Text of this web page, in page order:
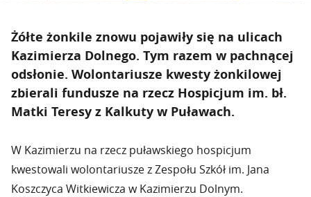
Żółte żonkile znowu pojawiły się na ulicach
Kazimierza Dolnego. Tym razem w pachnącej
odsłonie. Wolontariusze kwesty żonkilowej
zbierali fundusze na rzecz Hospicjum im. bł.
Matki Teresy z Kalkuty w Puławach.
W Kazimierzu na rzecz puławskiego hospicjum
kwestowali wolontariusze z Zespołu Szkół im. Jana
Koszczyca Witkiewicza w Kazimierzu Dolnym.